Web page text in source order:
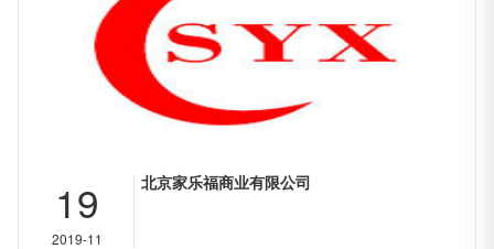
19
2019-11
北京家乐福商业有限公司